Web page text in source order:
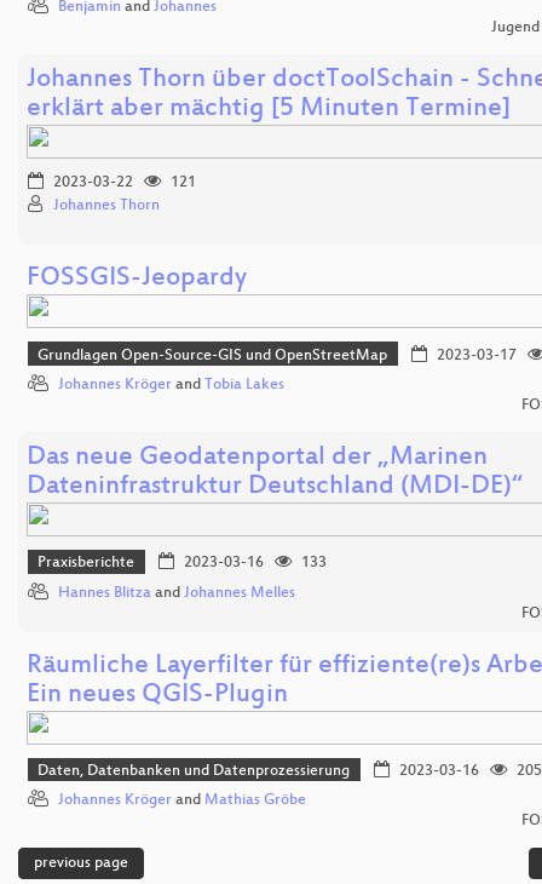
Benjamin and Johannes
Johannes Thorn über doctToolSchain -
erklärt aber mächtig [5 Minuten Termine]
2023-03-22
121
Johannes Thorn
FOSSGIS-Jeopardy
Grundlagen Open-Source-GIS und OpenStreetMap
2023-03-17
Johannes Kröger and Tobia Lakes
Das neue Geodatenportal der „Marinen
Dateninfrastruktur Deutschland (MDI-DE)“
Praxisberichte 2023-03-16
133
Hannes Blitza and Johannes Melles
Räumliche Layerfilter für effiziente(re)s
Ein neues QGIS-Plugin
Daten, Datenbanken und Datenprozessierung 2023-03-16
205
Johannes Kröger and Mathias Gröbe
previous page